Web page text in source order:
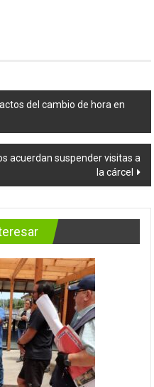
del cambio de hora en
acuerdan suspender visitas a
la cárcel